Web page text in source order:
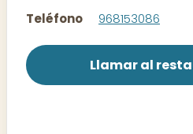
Teléfono
968153086
Llamar al